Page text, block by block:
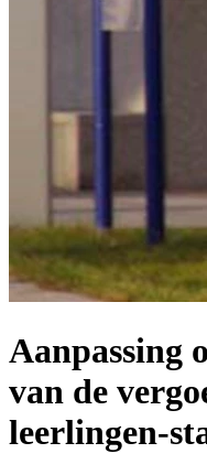
Aanpassing
van de
leerlingen-